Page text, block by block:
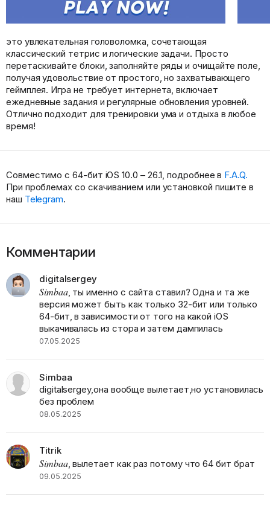
это увлекательная головоломка, сочетающая
классический тетрис и логические задачи. Просто
перетаскивайте блоки, заполняйте ряды и очищайте поле,
получая удовольствие от простого, но захватывающего
геймплея. Игра не требует интернета, включает
ежедневные задания и регулярные обновления уровней.
Отлично подходит для тренировки ума и отдыха в любое
время!
Совместимо с 64-бит iOS 10.0 – 26.1, подробнее в F.A.Q.
При проблемах со скачиванием или установкой пишите в
наш Telegram.
Комментарии
digitalsergey
Simbaa, ты именно с сайта ставил? Одна и та же
версия может быть как только 32-бит или только
64-бит, в зависимости от того на какой iOS
выкачивалась из стора и затем дампилась
07.05.2025
Simbaa
digitalsergey,она вообще вылетает,но установилась
без проблем
08.05.2025
Titrik
Simbaa, вылетает как раз потому что 64 бит брат
09.05.2025